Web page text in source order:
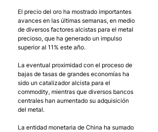
El precio del oro ha mostrado importantes
avances en las últimas semanas, en medio
de diversos factores alcistas para el metal
precioso, que ha generado un impulso
superior al 11% este año.
La eventual proximidad con el proceso de
bajas de tasas de grandes economías ha
sido un catalizador alcista para el
commodity, mientras que diversos bancos
centrales han aumentado su adquisición
del metal.
La entidad monetaria de China ha sumado